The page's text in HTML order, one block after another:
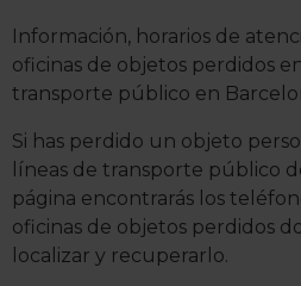
Información, horarios de
oficinas de objetos perdidos
transporte público en
Si has perdido un objeto
líneas de transporte público
página encontrarás los
oficinas de objetos perdidos
localizar y recuperarlo.